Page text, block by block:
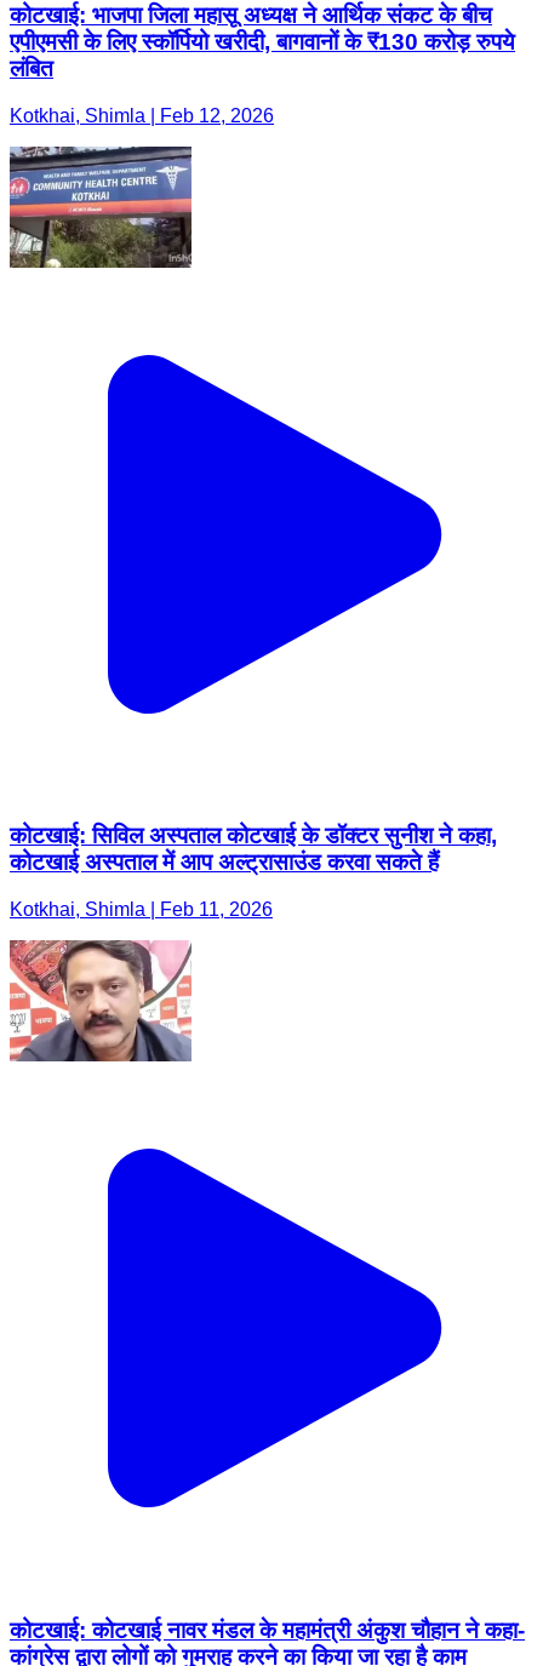
कोटखाई: भाजपा जिला महासू अध्यक्ष ने आर्थिक संकट के बीच
एपीएमसी के लिए स्कॉर्पियो खरीदी, बागवानों के ₹130 करोड़ रुपये
लंबित
Kotkhai, Shimla | Feb 12, 2026
कोटखाई: सिविल अस्पताल कोटखाई के डॉक्टर सुनीश ने कहा,
कोटखाई अस्पताल में आप अल्ट्रासाउंड करवा सकते हैं
Kotkhai, Shimla | Feb 11, 2026
कोटखाई: कोटखाई नावर मंडल के महामंत्री अंकुश चौहान ने कहा-
कांग्रेस द्वारा लोगों को गुमराह करने का किया जा रहा है काम